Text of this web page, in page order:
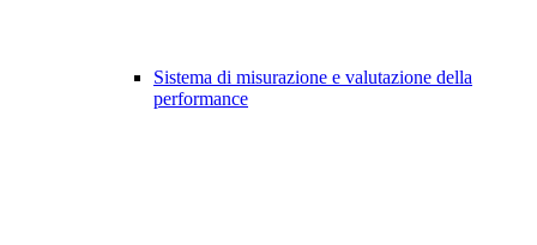
Sistema di misurazione e valutazione della
performance